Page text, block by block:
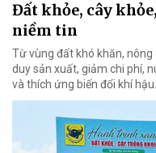
Đất khỏe, cây
niềm tin
Từ vùng đất khó khăn,
duy sản xuất, giảm chi phí,
và thích ứng biến đổi khí hậu.